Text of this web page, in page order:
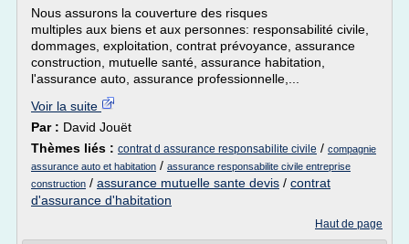
Nous assurons la couverture des risques
multiples aux biens et aux personnes: responsabilité civile,
dommages, exploitation, contrat prévoyance, assurance
construction, mutuelle santé, assurance habitation,
l'assurance auto, assurance professionnelle,...
Voir la suite
Par : David Jouët
Thèmes liés : contrat d assurance responsabilite civile / compagnie
assurance auto et habitation / assurance responsabilite civile entreprise
construction / assurance mutuelle sante devis / contrat
d'assurance d'habitation
Haut de page